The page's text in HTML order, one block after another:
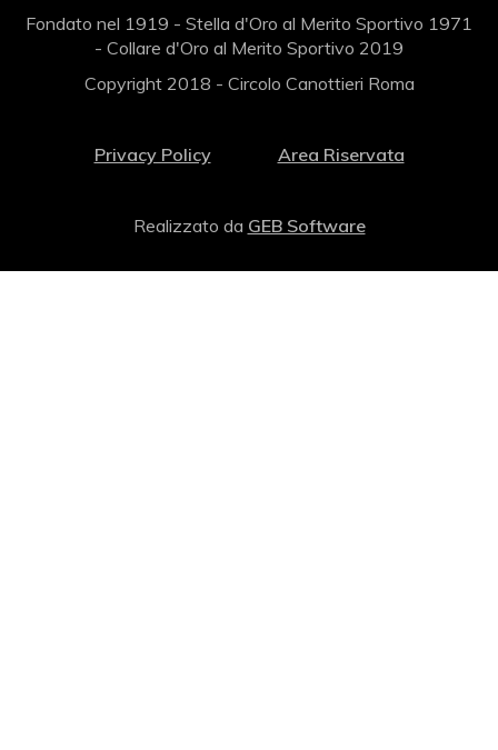
Fondato nel 1919 - Stella d'Oro al Merito Sportivo 1971
- Collare d'Oro al Merito Sportivo 2019
Copyright 2018 - Circolo Canottieri Roma
Privacy Policy Area Riservata
Realizzato da GEB Software